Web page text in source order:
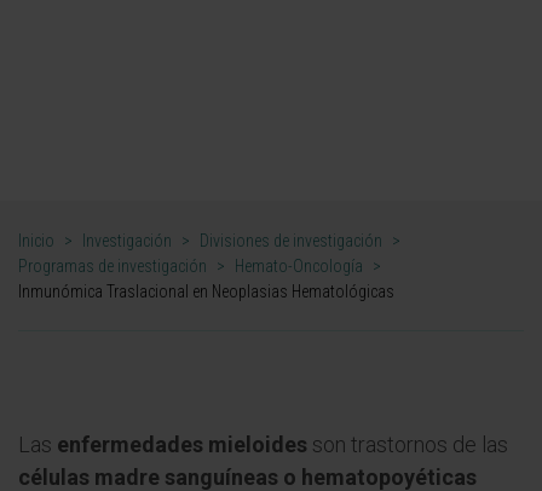
Inicio > Investigación > Divisiones de investigación
>
Programas de investigación
> Hemato-Oncología
>
Inmunómica Traslacional en Neoplasias Hematológicas
Las enfermedades mieloides son trastornos de las
células madre sanguíneas o hematopoyéticas